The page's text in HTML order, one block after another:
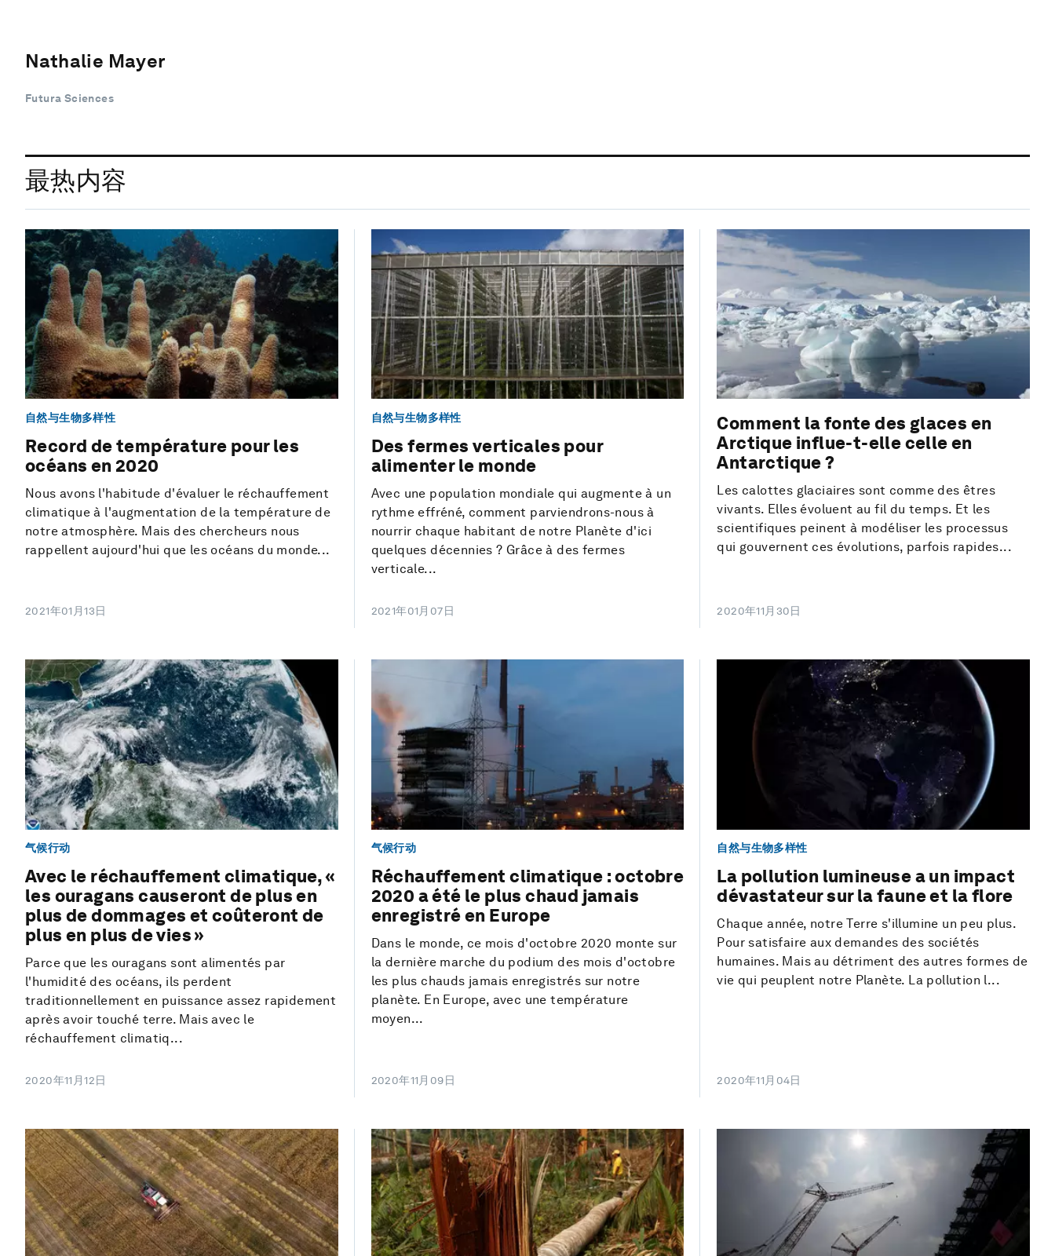
Nathalie Mayer
Futura Sciences
最热内容
自然与生物多样性
Record de température pour les
océans en 2020
Nous avons l'habitude d'évaluer le réchauffement
climatique à l'augmentation de la température de
notre atmosphère. Mais des chercheurs nous
rappellent aujourd'hui que les océans du monde...
2021年01月13日
自然与生物多样性
Des fermes verticales pour
alimenter le monde
Avec une population mondiale qui augmente à un
rythme effréné, comment parviendrons-nous à
nourrir chaque habitant de notre Planète d'ici
quelques décennies ? Grâce à des fermes
verticale...
2021年01月07日
Comment la fonte des glaces en
Arctique influe-t-elle celle en
Antarctique ?
Les calottes glaciaires sont comme des êtres
vivants. Elles évoluent au fil du temps. Et les
scientifiques peinent à modéliser les processus
qui gouvernent ces évolutions, parfois rapides...
2020年11月30日
气候行动
Avec le réchauffement climatique, «
les ouragans causeront de plus en
plus de dommages et coûteront de
plus en plus de vies »
Parce que les ouragans sont alimentés par
l'humidité des océans, ils perdent
traditionnellement en puissance assez rapidement
après avoir touché terre. Mais avec le
réchauffement climatiq...
2020年11月12日
气候行动
Réchauffement climatique : octobre
2020 a été le plus chaud jamais
enregistré en Europe
Dans le monde, ce mois d'octobre 2020 monte sur
la dernière marche du podium des mois d'octobre
les plus chauds jamais enregistrés sur notre
planète. En Europe, avec une température
moyen...
2020年11月09日
自然与生物多样性
La pollution lumineuse a un impact
dévastateur sur la faune et la flore
Chaque année, notre Terre s'illumine un peu plus.
Pour satisfaire aux demandes des sociétés
humaines. Mais au détriment des autres formes de
vie qui peuplent notre Planète. La pollution l...
2020年11月04日